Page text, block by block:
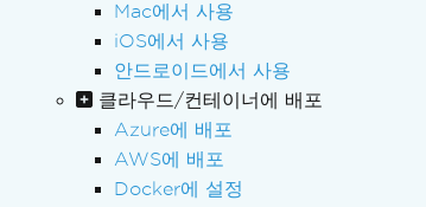
Mac에서 사용
iOS에서 사용
안드로이드에서 사용
클라우드/컨테이너에 배포
Azure에 배포
AWS에 배포
Docker에 설정